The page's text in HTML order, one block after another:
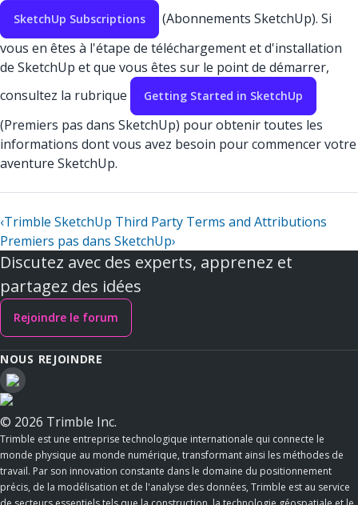
SketchUp Subscriptions
(Abonnements SketchUp). Si
vous en êtes à l'étape de téléchargement et d'installation
de SketchUp et que vous êtes sur le point de démarrer,
consultez la rubrique
Getting Started in SketchUp
(Premiers pas dans SketchUp) pour obtenir toutes les
informations dont vous avez besoin pour commencer votre
aventure SketchUp.
‹Trimble SketchUp Third Party Terms and Attributions
Premiers pas dans SketchUp›
Discutez avec des experts, apprenez et
partagez des idées
Rejoindre le forum
NOUS REJOINDRE
© 2026 Trimble Inc.
Trimble est une entreprise technologique internationale qui connecte le
monde physique au monde numérique, transformant ainsi les méthodes de
travail. Par son innovation constante dans le domaine du positionnement
précis, de la modélisation et de l'analyse des données, Trimble est au service